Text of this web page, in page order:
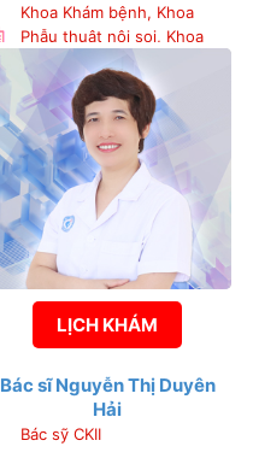
Khoa Khám bệnh, Khoa
Phẫu thuật nội soi, Khoa
Phụ 1, Khoa Sản 3
LỊCH KHÁM
Bác sĩ Nguyễn Thị Duyên
Hải
Bác sỹ CKII